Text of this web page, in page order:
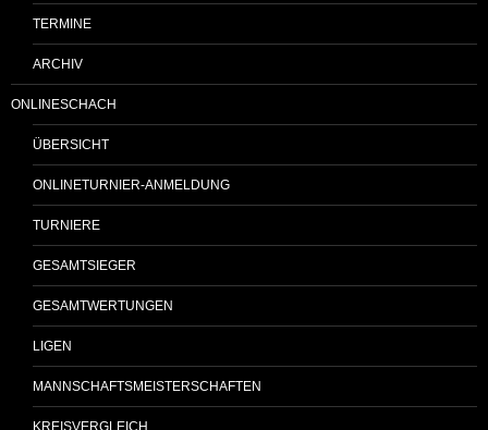
TERMINE
ARCHIV
ONLINESCHACH
ÜBERSICHT
ONLINETURNIER-ANMELDUNG
TURNIERE
GESAMTSIEGER
GESAMTWERTUNGEN
LIGEN
MANNSCHAFTSMEISTERSCHAFTEN
KREISVERGLEICH